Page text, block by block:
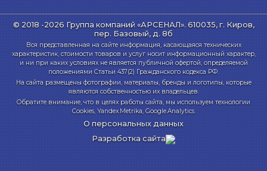
© 2018 -2026 Группа компаний «АРСЕНАЛ». 610035, г. Киров,
пер. Базовый, д. 8б
Вся представленная на сайте информация, касающаяся технических
характеристик, стоимости товаров и услуг носит информационный характер,
и ни при каких условиях не является публичной офертой, определяемой
положениями Статьи 437(2) Гражданского кодекса РФ.
На сайта размещены фотографии, материалы, бренды и логотипы, которые
являются собственностью их владельцев.
Обратите внимание, что в целях работы сайта, мы используем технологии
Cookies, Yandex.Metrika, Google.Analytics.
О персональных данных
Разработка сайта